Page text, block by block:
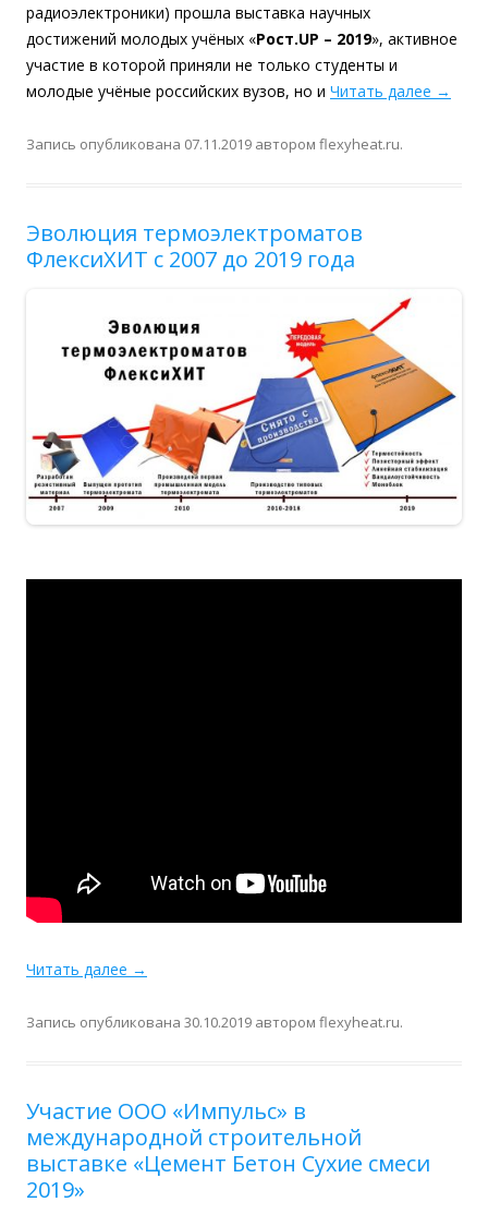
радиоэлектроники) прошла выставка научных
достижений молодых учёных «Рост.UP – 2019», активное
участие в которой приняли не только студенты и
молодые учёные российских вузов, но и Читать далее →
Запись опубликована 07.11.2019 автором flexyheat.ru.
Эволюция термоэлектроматов
ФлексиХИТ с 2007 до 2019 года
Читать далее →
Запись опубликована 30.10.2019 автором flexyheat.ru.
Участие ООО «Импульс» в
международной строительной
выставке «Цемент Бетон Сухие смеси
2019»